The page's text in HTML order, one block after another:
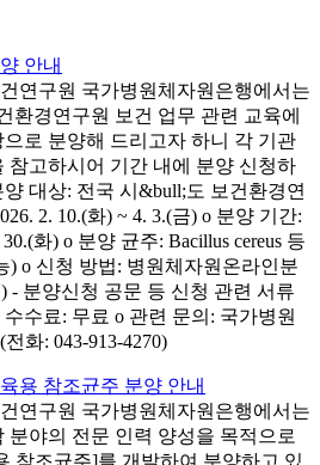
안내
연구원 국가병원체자원은행에서는
환경연구원 보건 업무 관련 교육에
로 분양해 드리고자 하니 각 기관
참고하시어 기간 내에 분양 신청하
대상: 전국 시&bull;도 보건환경연
2. 10.(화) ~ 4. 3.(금) o 분양 기간:
화) o 분양 균주: Bacillus cereus 등
) o 신청 방법: 병원체자원온라인분
- 분양신청 공문 등 신청 관련 서류
수료: 무료 o 관련 문의: 국가병원
화: 043-913-4270)
용 참조균주 분양 안내
연구원 국가병원체자원은행에서는
분야의 전문 인력 양성을 목적으로
참조균주]를 개발하여 분양하고 있